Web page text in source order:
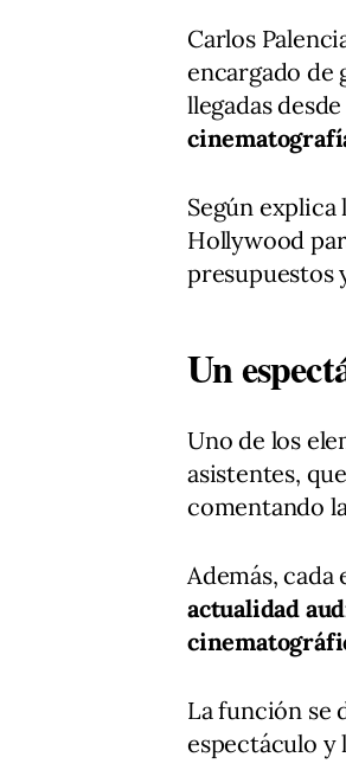
Carlos
encargado de
llegadas
Según explica
Hollywood
presupuestos
Un
Uno de los
asistentes,
comentando
Además,
actualidad
La función se
espectáculo y